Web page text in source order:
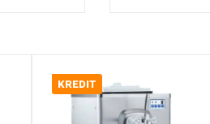
KREDIT